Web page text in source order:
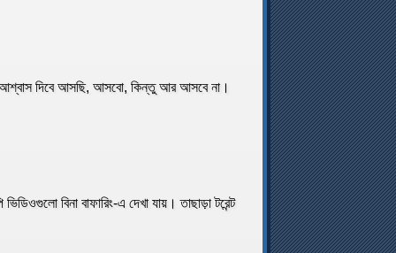
আশ্বাস দিবে আসছি, আসবো, কিন্তু আর আসবে না।
বিনা বাফারিং-এ দেখা যায়। তাছাড়া টরেন্ট